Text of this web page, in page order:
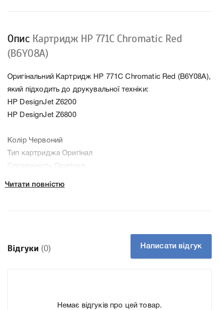
Опис Картридж HP 771C Chromatic Red
(B6Y08A)
Оригінальний Картридж HP 771C Chromatic Red (B6Y08A),
який підходить до друкувальної техніки:
HP DesignJet Z6200
HP DesignJet Z6800
Колір Червоний
Тип картриджа Оригінал
Справжність Оригінал
До Картридж HP 771C Chromatic Red (B6Y08A) ми
підготували докладні характеристики, список
друкувальної техніки, до якого підходить Картридж HP
Читати повністю
Відгуки (0) Написати відгук
Немає відгуків про цей товар.